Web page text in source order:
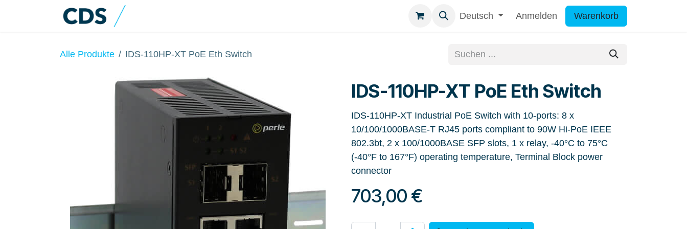
Zum Inhalt springen
Deutsch Anmelden Warenkorb
Alle Produkte IDS-110HP-XT PoE Eth Switch
IDS-110HP-XT PoE Eth Switch
IDS-110HP-XT Industrial PoE Switch with 10-ports: 8 x
10/100/1000BASE-T RJ45 ports compliant to 90W Hi-PoE IEEE
802.3bt, 2 x 100/1000BASE SFP slots, 1 x relay, -40°C to 75°C
(-40°F to 167°F) operating temperature, Terminal Block power
connector
703,00 €